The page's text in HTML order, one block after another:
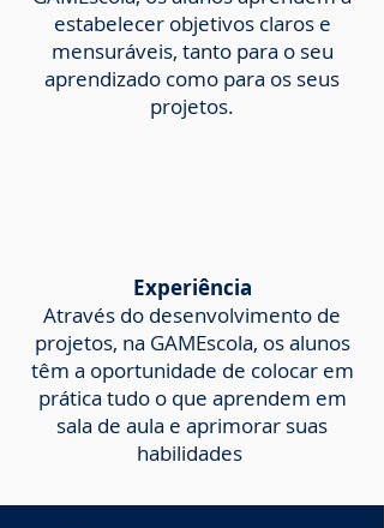
estabelecer objetivos claros e
mensuráveis, tanto para o seu
aprendizado como para os seus
projetos.
Experiência
Através do desenvolvimento de
projetos, na GAMEscola, os alunos
têm a oportunidade de colocar em
prática tudo o que aprendem em
sala de aula e aprimorar suas
habilidades